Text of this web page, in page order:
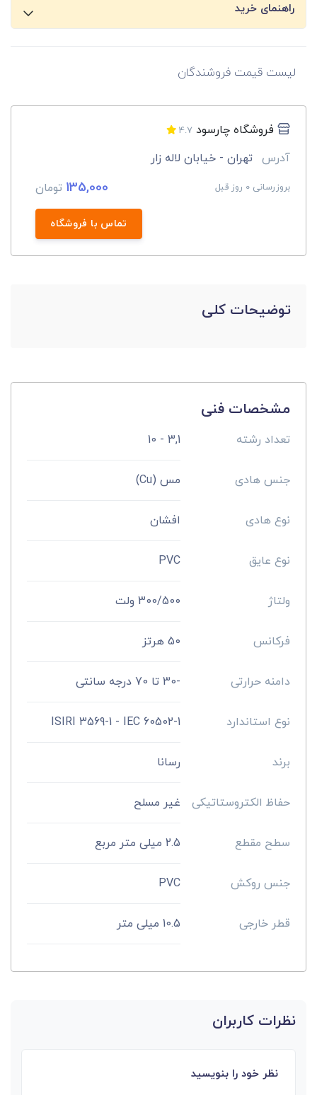
راهنمای خرید
لیست قیمت فروشندگان
فروشگاه چارسود 4.7
آدرس تهران - خیابان لاله زار
بروزرسانی 0 روز قبل 135,000 تومان
تماس با فروشگاه
توضیحات کلی
مشخصات فنی
تعداد رشته 3,1 - 10
جنس هادی مس (Cu)
نوع هادی افشان
نوع عایق PVC
ولتاژ 300/500 ولت
فرکانس 50 هرتز
دامنه حرارتی -30 تا 70 درجه سانتی
نوع استاندارد ISIRI 3569-1 - IEC 60502-1
برند رسانا
حفاظ الکتروستاتیکی غیر مسلح
سطح مقطع 2.5 میلی متر مربع
جنس روکش PVC
قطر خارجی 10.5 میلی متر
نظرات کاربران
نظر خود را بنویسید